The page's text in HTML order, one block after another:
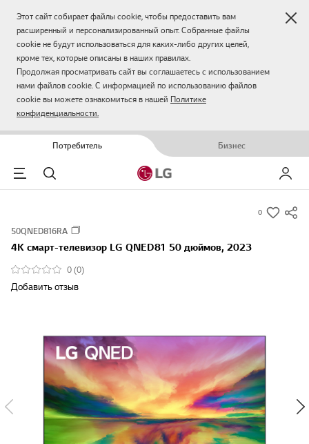
Этот сайт собирает файлы cookie, чтобы предоставить вам
расширенный и персонализированный опыт. Собранные файлы
cookie не будут использоваться для каких-либо других целей,
кроме тех, которые описаны в наших правилах.
Продолжая просматривать сайт вы соглашаетесь с использованием
нами файлов cookie. С информацией по использованию файлов
cookie вы можете ознакомиться в нашей Политике
конфиденциальности.
Потребитель Бизнес
Menu
Поиск Мой LG
0
s
50QNED816RA
4К смарт-телевизор LG QNED81 50 дюймов, 2023
0 (0)
Добавить отзыв